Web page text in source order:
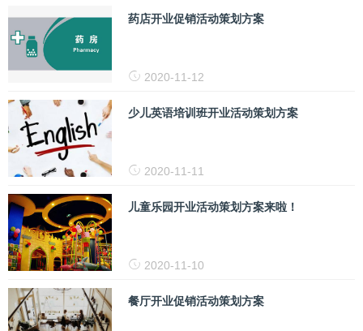
药店开业促销活动策划方案
2020-11-12
少儿英语培训班开业活动策划方案
2020-11-11
儿童乐园开业活动策划方案来啦！
2020-11-10
餐厅开业促销活动策划方案